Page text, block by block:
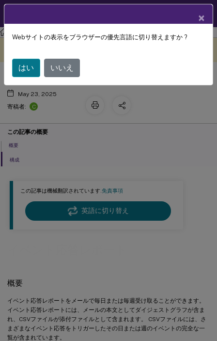
Session Recording Session Recording 2411
この記事は機械翻訳されています.免責事項
英語に切り替え
概要
イベント応答レポートをメールで毎日または毎週受け取ることができます。
イベント応答レポートには、メールの本文としてダイジェストグラフが含ま
れ、CSVファイルが添付ファイルとして含まれます。 CSVファイルには、さ
まざまなイベント応答をトリガーしたその日または週のイベントの完全な一
覧が含まれています。
イベント応答レポート
May 23, 2025
寄稿者:
C
この記事の概要
概要
構成
×
Webサイトの表示をブラウザーの優先言語に切り替えますか ?
はい いいえ